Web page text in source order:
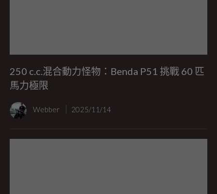
250 c.c.混合動力怪物：Benda P51 挑戰 60 匹
馬力極限
Webber 2025/11/14